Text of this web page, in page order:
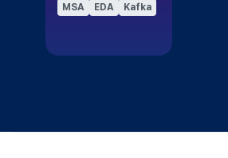
MSA EDA Kafka